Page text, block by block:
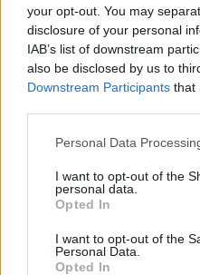
your opt-out. You may
disclosure of your personal
IAB’s list of downstream
also be disclosed by us to
Downstream Participants that
Personal Data
I want to opt-out of the
personal data.
Opted In
I want to opt-out of the
Personal Data.
Opted In
Újabb
találja a
Kijött az
Új